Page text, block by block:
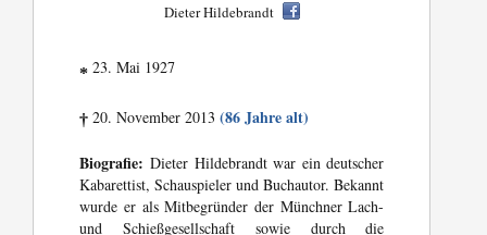
Dieter Hildebrandt
* 23. Mai 1927
† 20. November 2013(86 Jahre alt)
Biografie: Dieter Hildebrandt war ein deutscher
Kabarettist, Schauspieler und Buchautor. Bekannt
wurde er als Mitbegründer der Münchner Lach-
und Schießgesellschaft sowie durch die